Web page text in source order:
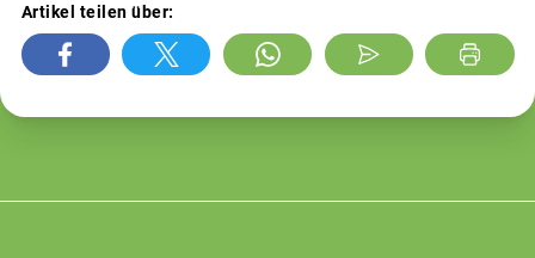
Artikel teilen über: